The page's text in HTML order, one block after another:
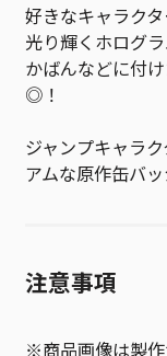
好きなキャラク
光り輝くホログ
かばんなどに付
◎！
ジャンプキャラ
アムな原作缶バ
注意事項
※商品画像は製